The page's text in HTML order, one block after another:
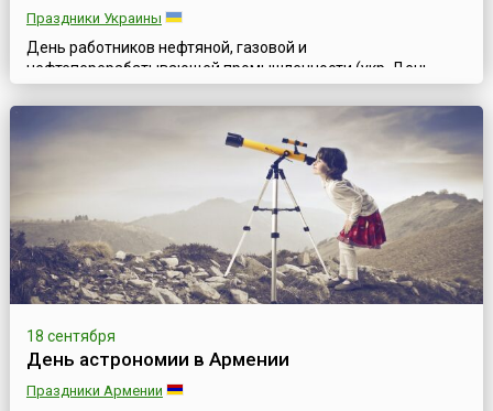
Праздники Украины
День работников нефтяной, газовой и
нефтеперерабатывающей промышленности (укр. День
працівників нафтової, газової та нафтопереробної
промисловості) отмечается на Украине ежегодно во второе
воскресенье сентября, согласно Указу Президента №
302/93 от 12 августа 1993 года, в поддержку инициативы
работников нефтяной, газовой, нефтеперерабатывающей
нефтепродуктообеспечения.Промышле...
18 сентября
День астрономии в Армении
Праздники Армении